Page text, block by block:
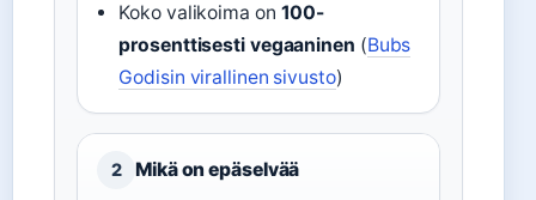
Koko valikoima on 100-
prosenttisesti vegaaninen (Bubs
Godisin virallinen sivusto)
2 Mikä on epäselvää